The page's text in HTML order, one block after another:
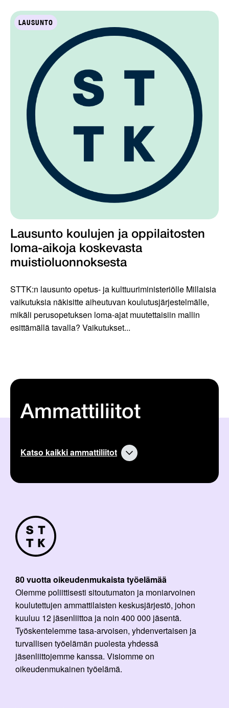
LAUSUNTO
Lausunto koulujen ja oppilaitosten
loma-aikoja koskevasta
muistioluonnoksesta
STTK:n lausunto opetus- ja kulttuuriministeriölle Millaisia
vaikutuksia näkisitte aiheutuvan koulutusjärjestelmälle,
mikäli perusopetuksen loma-ajat muutettaisiin mallin
esittämällä tavalla? Vaikutukset...
Ammattiliitot
Katso kaikki ammattiliitot
80 vuotta oikeudenmukaista työelämää
Olemme poliittisesti sitoutumaton ja moniarvoinen
koulutettujen ammattilaisten keskusjärjestö, johon
kuuluu 12 jäsenliittoa ja noin 400 000 jäsentä.
Työskentelemme tasa-arvoisen, yhdenvertaisen ja
turvallisen työelämän puolesta yhdessä
jäsenliittojemme kanssa. Visiomme on
oikeudenmukainen työelämä.